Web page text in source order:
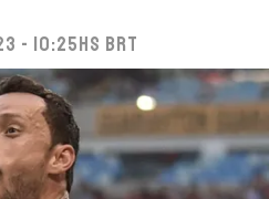
- 10:25hs BRT